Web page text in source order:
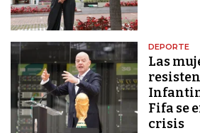
DEPORTE
Las
Fifa se
crisis